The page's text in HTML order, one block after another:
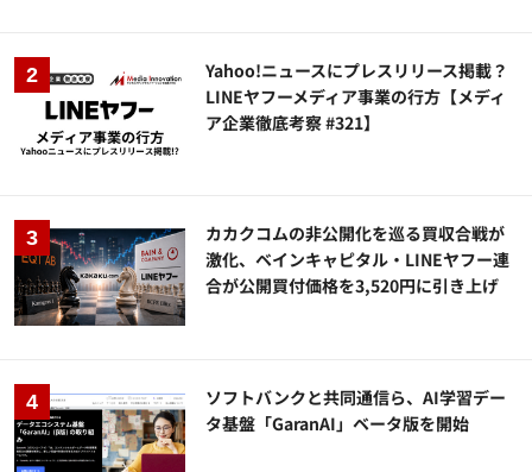
Yahoo!ニュースにプレスリリース掲載？
LINEヤフーメディア事業の行方【メディ
ア企業徹底考察 #321】
カカクコムの非公開化を巡る買収合戦が
激化、ベインキャピタル・LINEヤフー連
合が公開買付価格を3,520円に引き上げ
ソフトバンクと共同通信ら、AI学習デー
タ基盤「GaranAI」ベータ版を開始